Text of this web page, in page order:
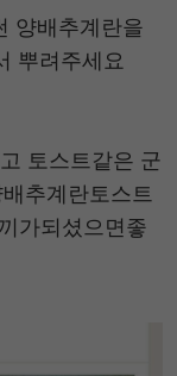
양배추계란을
뿌려주세요
토스트같은 군
추계란토스트
가되셨으면좋